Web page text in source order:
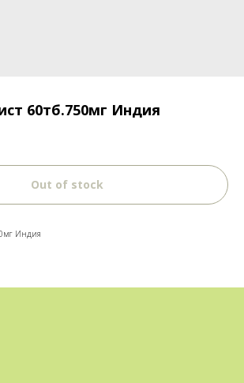
60тб.750мг Индия
Out of stock
Индия